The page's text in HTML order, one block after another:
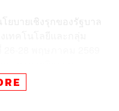
บายเชิงรุกของรัฐบาล
กฎหมายจาก 11